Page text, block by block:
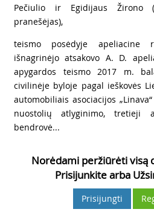
Pečiulio ir Egidijaus Žirono
pranešėjas),
teismo posėdyje apeliacine
išnagrinėjo atsakovo A. D.
apygardos teismo 2017 m.
civilinėje byloje pagal ieškovės
automobiliais asociacijos
nuostolių atlyginimo, tretieji
bendrovė...
Norėdami peržiūrėti visą
Prisijunkite arba
Prisijungti